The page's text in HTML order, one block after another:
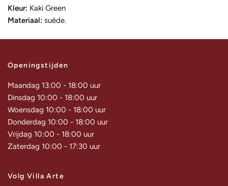
Kleur: Kaki Green
Materiaal: suède.
Openingstijden
Maandag 13:00 - 18:00 uur
Dinsdag 10:00 - 18:00 uur
Woensdag 10:00 - 18:00 uur
Donderdag 10:00 - 18:00 uur
Vrijdag 10:00 - 18:00 uur
Zaterdag 10:00 - 17:30 uur
Volg Villa Arte